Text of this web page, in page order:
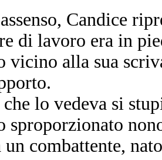
Candice
di lavoro era in
vicino alla sua
lo vedeva si
un combattente,